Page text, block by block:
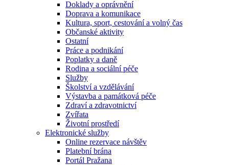
Doklady a oprávnění
Doprava a komunikace
Kultura, sport, cestování a volný čas
Občanské aktivity
Ostatní
Práce a podnikání
Poplatky a daně
Rodina a sociální péče
Služby
Školství a vzdělávání
Výstavba a památková péče
Zdraví a zdravotnictví
Zvířata
Životní prostředí
Elektronické služby
Online rezervace návštěv
Platební brána
Portál Pražana